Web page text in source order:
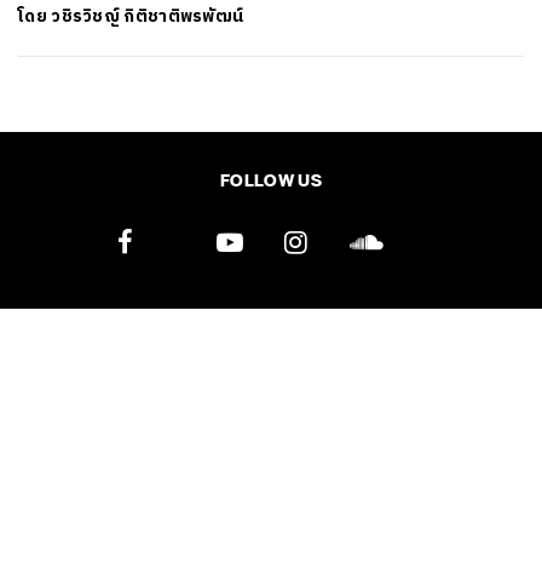
โดยวชิรวิชญ์ กิติชาติพรพัฒน์
FOLLOW US